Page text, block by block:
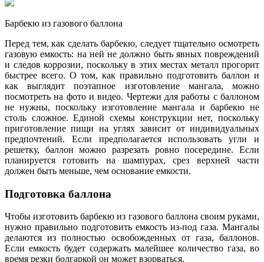
Барбекю из газового баллона
Перед тем, как сделать барбекю, следует тщательно осмотреть
газовую емкость: на ней не должно быть явных повреждений
и следов коррозии, поскольку в этих местах металл прогорит
быстрее всего. О том, как правильно подготовить баллон и
как выглядит поэтапное изготовление мангала, можно
посмотреть на фото и видео. Чертежи для работы с баллоном
не нужны, поскольку изготовление мангала и барбекю не
столь сложное. Единой схемы конструкции нет, поскольку
приготовление пищи на углях зависит от индивидуальных
предпочтений. Если предполагается использовать угли и
решетку, баллон можно разрезать ровно посередине. Если
планируется готовить на шампурах, срез верхней части
должен быть меньше, чем основание емкости.
Подготовка баллона
Чтобы изготовить барбекю из газового баллона своим руками,
нужно правильно подготовить емкость из-под газа. Мангалы
делаются из полностью освобожденных от газа, баллонов.
Если емкость будет содержать малейшее количество газа, во
время резки болгаркой он может взорваться.